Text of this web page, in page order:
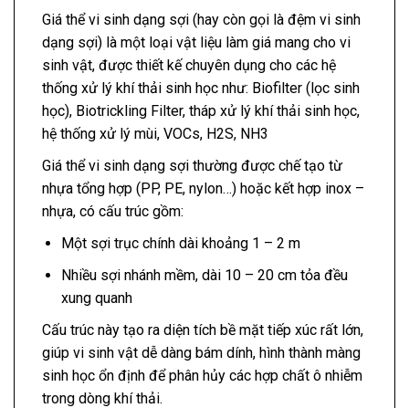
Giá thể vi sinh dạng sợi (hay còn gọi là đệm vi sinh
dạng sợi) là một loại vật liệu làm giá mang cho vi
sinh vật, được thiết kế chuyên dụng cho các hệ
thống xử lý khí thải sinh học như: Biofilter (lọc sinh
học), Biotrickling Filter, tháp xử lý khí thải sinh học,
hệ thống xử lý mùi, VOCs, H2S, NH3
Giá thể vi sinh dạng sợi thường được chế tạo từ
nhựa tổng hợp (PP, PE, nylon…) hoặc kết hợp inox –
nhựa, có cấu trúc gồm:
Một sợi trục chính dài khoảng 1 – 2 m
Nhiều sợi nhánh mềm, dài 10 – 20 cm tỏa đều
xung quanh
Cấu trúc này tạo ra diện tích bề mặt tiếp xúc rất lớn,
giúp vi sinh vật dễ dàng bám dính, hình thành màng
sinh học ổn định để phân hủy các hợp chất ô nhiễm
trong dòng khí thải.